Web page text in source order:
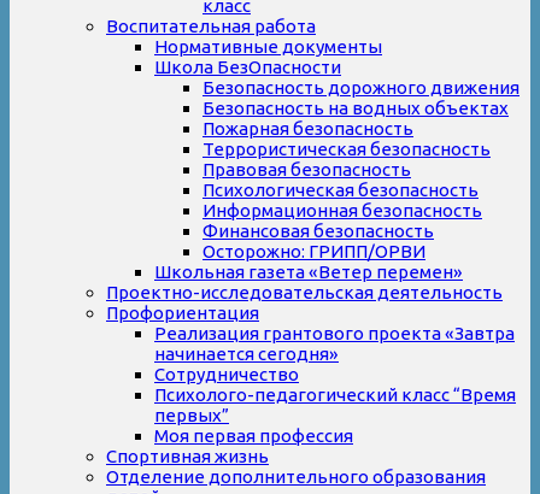
класс
Воспитательная работа
Нормативные документы
Школа БезОпасности
Безопасность дорожного движения
Безопасность на водных объектах
Пожарная безопасность
Террористическая безопасность
Правовая безопасность
Психологическая безопасность
Информационная безопасность
Финансовая безопасность
Осторожно: ГРИПП/ОРВИ
Школьная газета «Ветер перемен»
Проектно-исследовательская деятельность
Профориентация
Реализация грантового проекта «Завтра
начинается сегодня»
Сотрудничество
Психолого-педагогический класс “Время
первых”
Моя первая профессия
Спортивная жизнь
Отделение дополнительного образования